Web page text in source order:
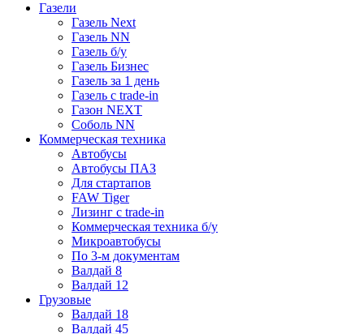
Газели
Газель Next
Газель NN
Газель б/у
Газель Бизнес
Газель за 1 день
Газель с trade-in
Газон NEXT
Соболь NN
Коммерческая техника
Автобусы
Автобусы ПАЗ
Для стартапов
FAW Tiger
Лизинг с trade-in
Коммерческая техника б/у
Микроавтобусы
По 3-м документам
Валдай 8
Валдай 12
Грузовые
Валдай 18
Валдай 45